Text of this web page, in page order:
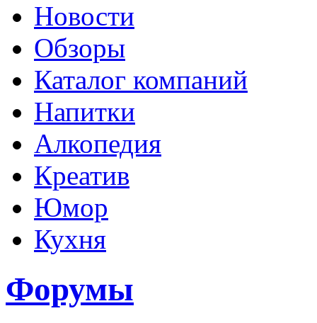
Новости
Обзоры
Каталог компаний
Напитки
Алкопедия
Креатив
Юмор
Кухня
Форумы